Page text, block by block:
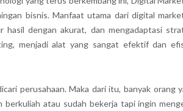
bisnis. Manfaat utama dari digital
hasil dengan akurat, dan mengadaptasi
menjadi alat yang sangat efektif dan
perusahaan. Maka dari itu, banyak orang
atau sudah bekerja tapi ingin